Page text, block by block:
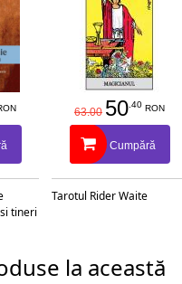
tineri
63.00 50.40 RON
Cumpără
Tarotul Rider Waite
la această